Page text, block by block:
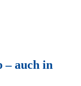
– auch in